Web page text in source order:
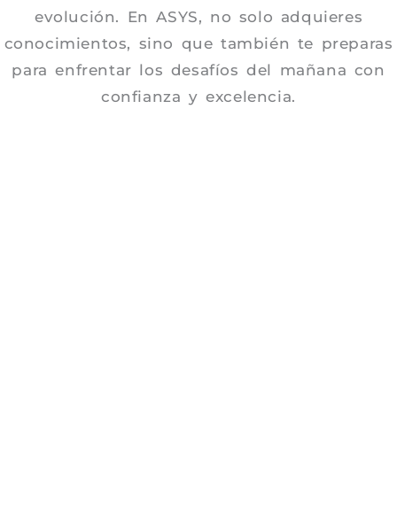
evolución. En ASYS, no solo adquieres
conocimientos, sino que también te preparas
para enfrentar los desafíos del mañana con
confianza y excelencia.